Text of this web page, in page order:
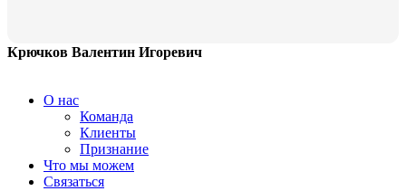
Крючков Валентин Игоревич
О нас
Команда
Клиенты
Признание
Что мы можем
Связаться